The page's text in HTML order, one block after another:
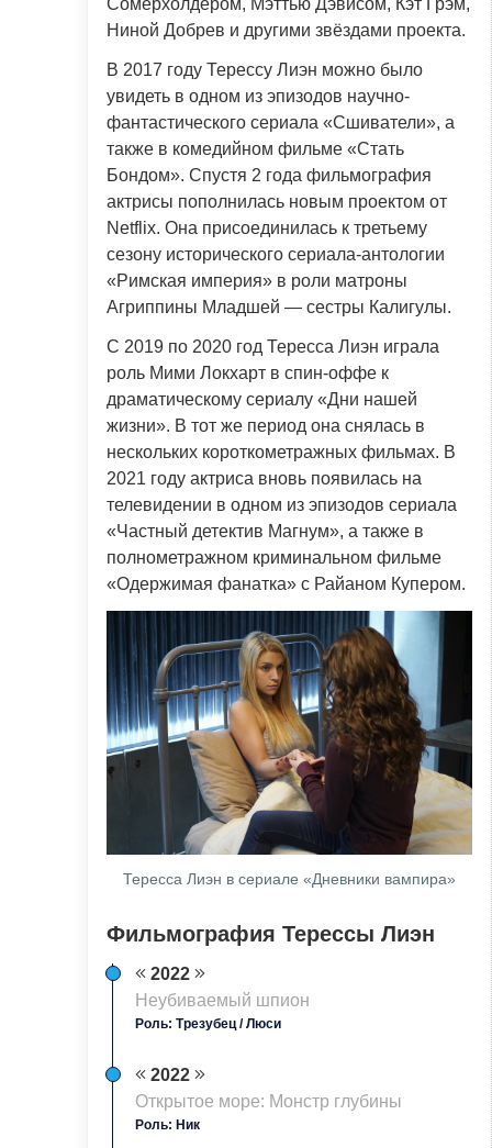
Ниной Добрев и другими звёздами проекта.
В 2017 году Терессу Лиэн можно было
увидеть в одном из эпизодов научно-
фантастического сериала «Сшиватели», а
также в комедийном фильме «Стать
Бондом». Спустя 2 года фильмография
актрисы пополнилась новым проектом от
Netflix. Она присоединилась к третьему
сезону исторического сериала-антологии
«Римская империя» в роли матроны
Агриппины Младшей — сестры Калигулы.
С 2019 по 2020 год Тересса Лиэн играла
роль Мими Локхарт в спин-оффе к
драматическому сериалу «Дни нашей
жизни». В тот же период она снялась в
нескольких короткометражных фильмах. В
2021 году актриса вновь появилась на
телевидении в одном из эпизодов сериала
«Частный детектив Магнум», а также в
полнометражном криминальном фильме
«Одержимая фанатка» с Райаном Купером.
Тересса Лиэн в сериале «Дневники вампира»
Фильмография Терессы Лиэн
2022
Неубиваемый шпион
Роль: Трезубец / Люси
2022
Открытое море: Монстр глубины
Роль: Ник